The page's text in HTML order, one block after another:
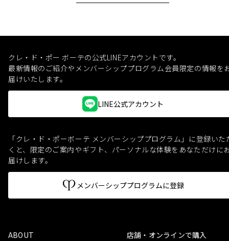
クレ・ド・ポー ボーテの公式LINEアカウントです。
最新情報のご紹介やメンバーシッププログラム会員限定の情報を
届けいたします。
LINE公式アカウント
「クレ・ド・ポーボーテ メンバーシッププログラム」に登録いた
くと、 限定のご案内やギフト、パーソナルな体験をあなただけに
届けします。
メンバーシッププログラムに登録
ABOUT 店舗・オンラインで購入